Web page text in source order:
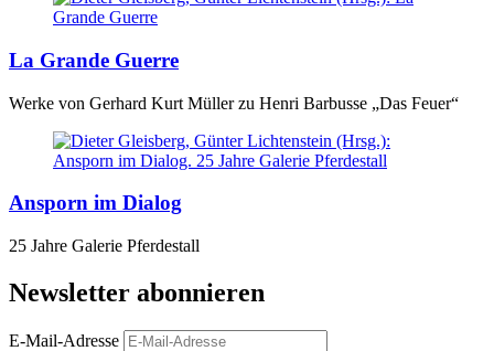
La Grande Guerre
Werke von Gerhard Kurt Müller zu Henri Barbusse „Das Feuer“
Ansporn im Dialog
25 Jahre Galerie Pferdestall
Newsletter abonnieren
E-Mail-Adresse